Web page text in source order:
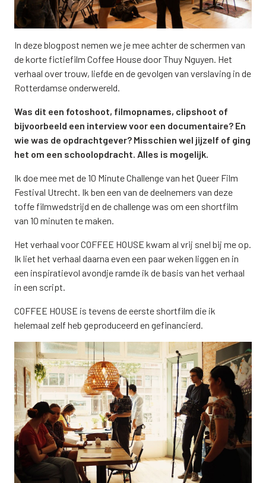
In deze blogpost nemen we je mee achter de schermen van
de korte fictiefilm Coffee House door Thuy Nguyen. Het
verhaal over trouw, liefde en de gevolgen van verslaving in de
Rotterdamse onderwereld.
Was dit een fotoshoot, filmopnames, clipshoot of
bijvoorbeeld een interview voor een documentaire? En
wie was de opdrachtgever? Misschien wel jijzelf of ging
het om een schoolopdracht. Alles is mogelijk.
Ik doe mee met de 10 Minute Challenge van het Queer Film
Festival Utrecht. Ik ben een van de deelnemers van deze
toffe filmwedstrijd en de challenge was om een shortfilm
van 10 minuten te maken.
Het verhaal voor COFFEE HOUSE kwam al vrij snel bij me op.
Ik liet het verhaal daarna even een paar weken liggen en in
een inspiratievol avondje ramde ik de basis van het verhaal
in een script.
COFFEE HOUSE is tevens de eerste shortfilm die ik
helemaal zelf heb geproduceerd en gefinancierd.